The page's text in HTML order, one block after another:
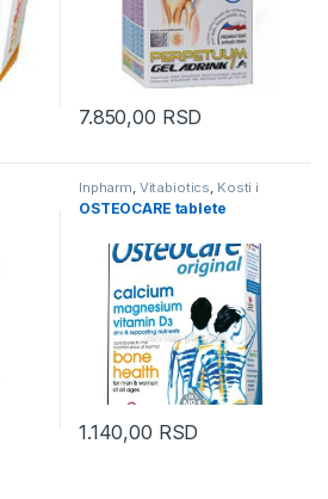
7.850,00 RSD
Inpharm Vitabiotics Kosti i
Zglobovi
OSTEOCARE tablete
1.140,00 RSD